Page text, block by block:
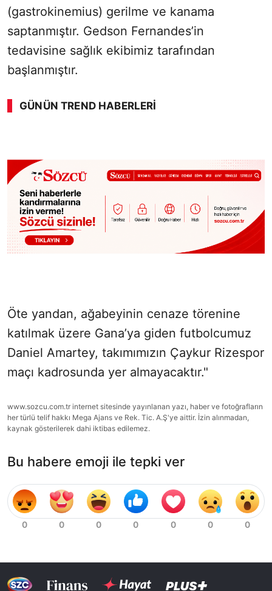
(gastrokinemius) gerilme ve kanama
saptanmıştır. Gedson Fernandes’in
tedavisine sağlık ekibimiz tarafından
başlanmıştır.
GÜNÜN TREND HABERLERI
Öte yandan, ağabeyinin cenaze törenine
katılmak üzere Gana’ya giden futbolcumuz
Daniel Amartey, takımımızın Çaykur Rizespor
maçı kadrosunda yer almayacaktır."
www.sozcu.com.tr internet sitesinde yayınlanan yazı, haber ve fotoğrafların
her türlü telif hakkı Mega Ajans ve Rek. Tic. A.Ş'ye aittir. İzin alınmadan,
kaynak gösterilerek dahi iktibas edilemez.
Bu habere emoji ile tepki ver